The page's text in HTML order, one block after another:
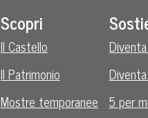
Scopri
Il Castello
Il Patrimonio
Mostre temporanee 5 per